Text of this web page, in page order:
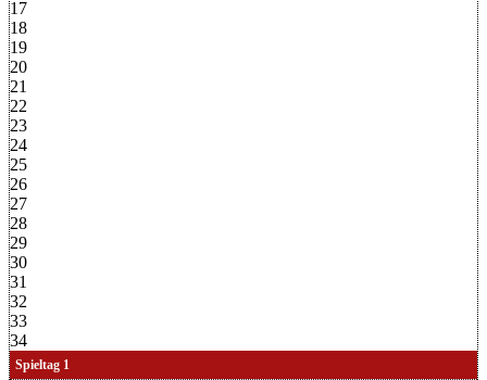
17
18
19
20
21
22
23
24
25
26
27
28
29
30
31
32
33
34
Spieltag 1